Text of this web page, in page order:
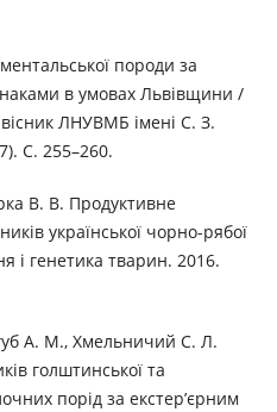
породи за
в умовах Львівщини /
ЛНУВМБ імені С. З.
С. 255–260.
В. В. Продуктивне
української чорно-рябої
і генетика тварин. 2016.
А. М., Хмельничий С. Л.
голштинської та
порід за екстер’єрним